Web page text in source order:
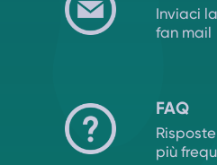
Inviaci
fan mail
FAQ
più